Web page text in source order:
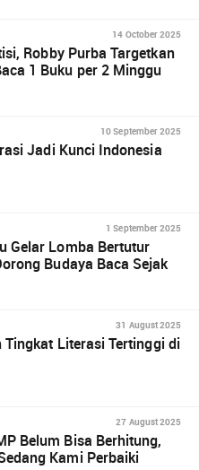
14 October 2025
Robby Purba Targetkan
1 Buku per 2 Minggu
10 September 2025
Jadi Kunci Indonesia
1 September 2025
Gelar Lomba Bertutur
Budaya Baca Sejak
31 August 2025
Tingkat Literasi Tertinggi di
27 August 2025
Belum Bisa Berhitung,
Kami Perbaiki